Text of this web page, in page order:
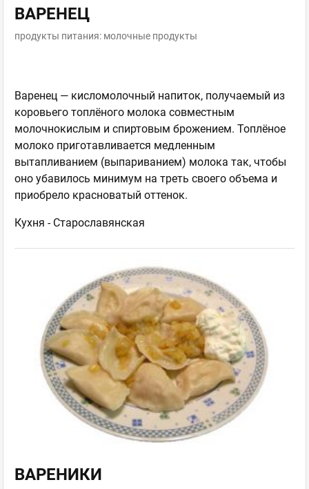
ВАРЕНЕЦ
продукты питания: молочные продукты
Варенец — кисломолочный напиток, получаемый из
коровьего топлёного молока совместным
молочнокислым и спиртовым брожением. Топлёное
молоко приготавливается медленным
вытапливанием (выпариванием) молока так, чтобы
оно убавилось минимум на треть своего объема и
приобрело красноватый оттенок.
Кухня - Старославянская
ВАРЕНИКИ